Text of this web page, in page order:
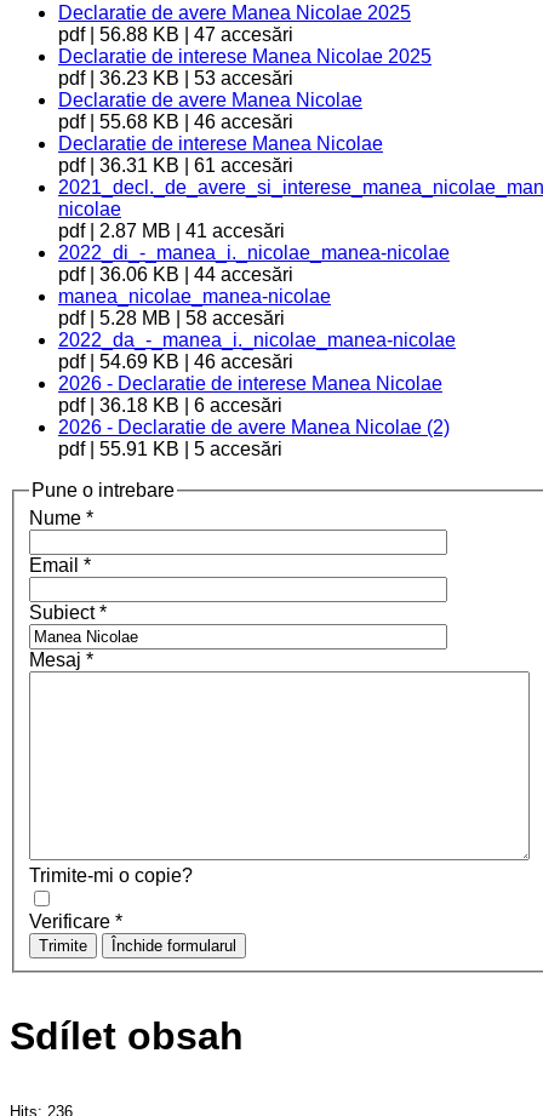
Declaratie de avere Manea Nicolae 2025
pdf | 56.88 KB | 47 accesări
Declaratie de interese Manea Nicolae 2025
pdf | 36.23 KB | 53 accesări
Declaratie de avere Manea Nicolae
pdf | 55.68 KB | 46 accesări
Declaratie de interese Manea Nicolae
pdf | 36.31 KB | 61 accesări
nicolae
pdf | 2.87 MB | 41 accesări
2022_di_-_manea_i._nicolae_manea-nicolae
pdf | 36.06 KB | 44 accesări
manea_nicolae_manea-nicolae
pdf | 5.28 MB | 58 accesări
2022_da_-_manea_i._nicolae_manea-nicolae
pdf | 54.69 KB | 46 accesări
2026 - Declaratie de interese Manea Nicolae
pdf | 36.18 KB | 6 accesări
2026 - Declaratie de avere Manea Nicolae (2)
pdf | 55.91 KB | 5 accesări
Pune o intrebare
Nume *
Email *
Subiect*
Mesaj *
Trimite-mi o copie?
Verificare *
Trimite Închide formularul
Sdílet obsah
Hits: 236